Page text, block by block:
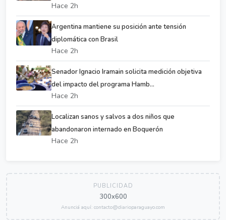
Hace 2h
Argentina mantiene su posición ante tensión
diplomática con Brasil
Hace 2h
Senador Ignacio Iramain solicita medición objetiva
del impacto del programa Hamb...
Hace 2h
Localizan sanos y salvos a dos niños que
abandonaron internado en Boquerón
Hace 2h
PUBLICIDAD
300x600
Anunciá aquí: contacto@diarioparaguayo.com